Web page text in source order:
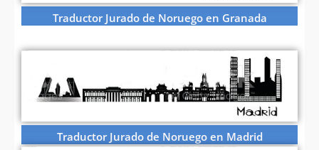
Traductor Jurado de Noruego en Granada
Traductor Jurado de Noruego en Madrid